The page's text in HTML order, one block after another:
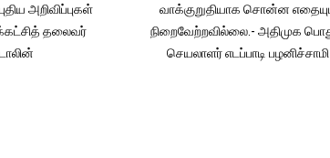
அறிவிப்புகள்
தலைவர்
வாக்குறுதியாக சொன்ன
நிறைவேற்றவில்லை.- அதிமுக
செயலாளர் எடப்பாடி பழனிச்சாமி